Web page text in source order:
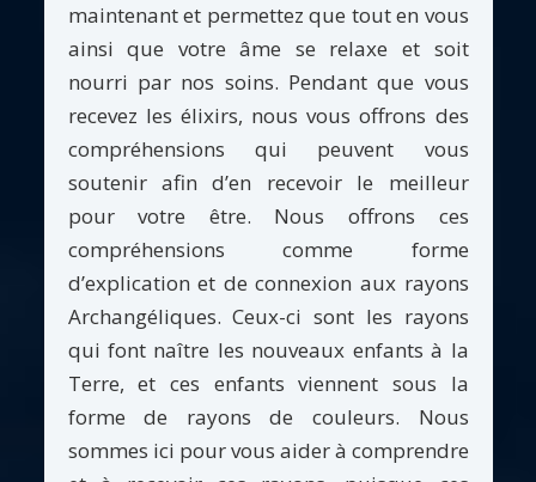
maintenant et permettez que tout en vous
ainsi que votre âme se relaxe et soit
nourri par nos soins. Pendant que vous
recevez les élixirs, nous vous offrons des
compréhensions qui peuvent vous
soutenir afin d’en recevoir le meilleur
pour votre être. Nous offrons ces
compréhensions comme forme
d’explication et de connexion aux rayons
Archangéliques. Ceux-ci sont les rayons
qui font naître les nouveaux enfants à la
Terre, et ces enfants viennent sous la
forme de rayons de couleurs. Nous
sommes ici pour vous aider à comprendre